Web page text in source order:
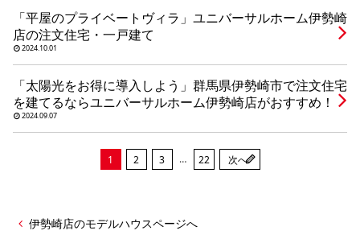
「平屋のプライベートヴィラ」ユニバーサルホーム伊勢崎
店の注文住宅・一戸建て
2024.10.01
「太陽光をお得に導入しよう」群馬県伊勢崎市で注文住宅
を建てるならユニバーサルホーム伊勢崎店がおすすめ！
2024.09.07
1 2 3 … 22 次へ
伊勢崎店のモデルハウスページへ